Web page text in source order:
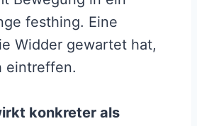
festhing. Eine
Widder gewartet hat,
eintreffen.
konkreter als